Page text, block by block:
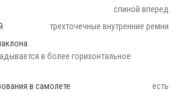
спиной вперед
трехточечные внутренние ремни
в более горизонтальное
в самолете
есть